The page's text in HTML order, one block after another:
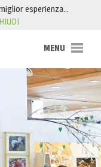
esperienza…